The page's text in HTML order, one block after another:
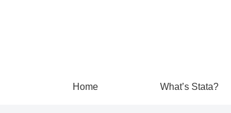
Home What’s Stata?